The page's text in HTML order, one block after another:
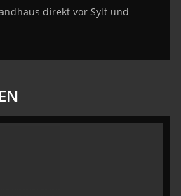
direkt vor Sylt und